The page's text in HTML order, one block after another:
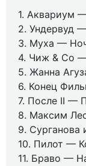
1. Аквариум
2. Ундервуд
3. Муха —
4. Чиж & Co
5. Жанна
6. Конец
7. После II —
8. Максим
9.
10. Пилот —
11. Браво —